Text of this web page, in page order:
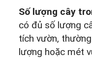
Số lượng cây
có đủ số lượng
tích vườn,
lượng hoặc mét